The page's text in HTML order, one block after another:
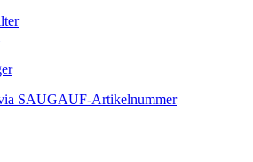
SAUGAUF-Artikelnummer